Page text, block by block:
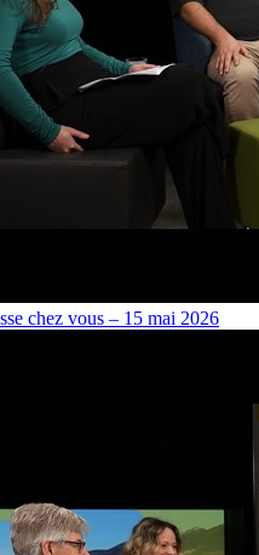
chez vous – 15 mai 2026